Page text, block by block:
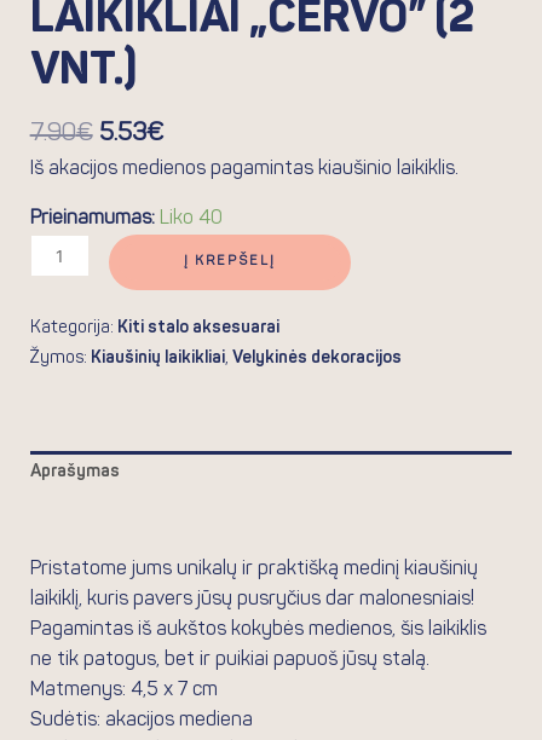
LAIKIKLIAI „CERVO” (2
VNT.)
7.90€ 5.53€
Iš akacijos medienos pagamintas kiaušinio laikiklis.
Prieinamumas: Liko 40
Į KREPŠELĮ
Kategorija: Kiti stalo aksesuarai
Žymos: Kiaušinių laikikliai, Velykinės dekoracijos
Aprašymas
Pristatome jums unikalų ir praktišką medinį kiaušinių
laikiklį, kuris pavers jūsų pusryčius dar malonesniais!
Pagamintas iš aukštos kokybės medienos, šis laikiklis
ne tik patogus, bet ir puikiai papuoš jūsų stalą.
Matmenys: 4,5 x 7 cm
Sudėtis: akacijos mediena